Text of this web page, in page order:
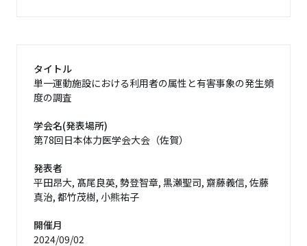
タイトル
単一運動施設における利用者の属性と有害事象の発生頻
度の調査
学会名(発表場所)
第78回日本体力医学会大会（佐賀）
発表者
平田昂大, 髙尾良英, 勢登智章, 黒瀬聖司, 齋藤義信, 佐藤
真治, 都竹茂樹, 小熊祐子
開催月
2024/09/02